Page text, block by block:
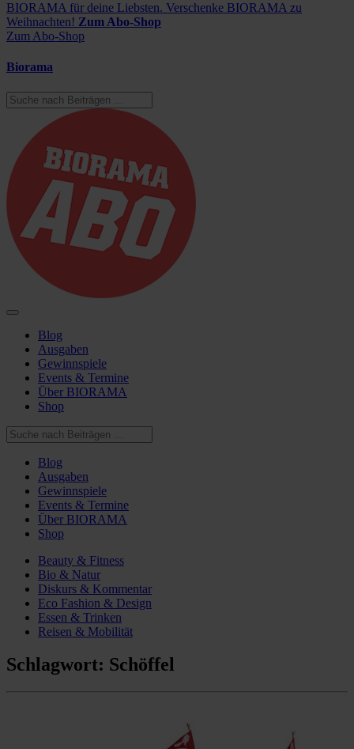
BIORAMA für deine Liebsten. Verschenke BIORAMA zu
Weihnachten! Zum Abo-Shop
Zum Abo-Shop
Biorama
Blog
Ausgaben
Gewinnspiele
Events & Termine
Über BIORAMA
Shop
Blog
Ausgaben
Gewinnspiele
Events & Termine
Über BIORAMA
Shop
Beauty & Fitness
Bio & Natur
Diskurs & Kommentar
Eco Fashion & Design
Essen & Trinken
Reisen & Mobilität
Schlagwort: Schöffel